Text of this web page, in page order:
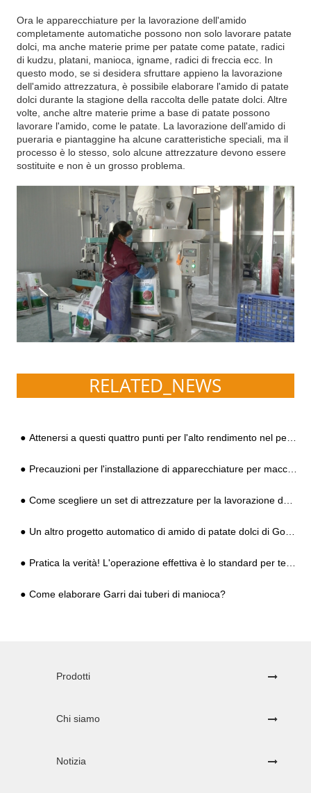
Ora le apparecchiature per la lavorazione dell'amido
completamente automatiche possono non solo lavorare patate
dolci, ma anche materie prime per patate come patate, radici
di kudzu, platani, manioca, igname, radici di freccia ecc. In
questo modo, se si desidera sfruttare appieno la lavorazione
dell'amido attrezzatura, è possibile elaborare l'amido di patate
dolci durante la stagione della raccolta delle patate dolci. Altre
volte, anche altre materie prime a base di patate possono
lavorare l'amido, come le patate. La lavorazione dell'amido di
pueraria e piantaggine ha alcune caratteristiche speciali, ma il
processo è lo stesso, solo alcune attrezzature devono essere
sostituite e non è un grosso problema.
RELATED_NEWS
Attenersi a questi quattro punti per l'alto rendimento nel periodo di picco di crescita delle patate dolci
Precauzioni per l'installazione di apparecchiature per macchine asciuga patate?
Come scegliere un set di attrezzature per la lavorazione dell'amido mature e pratiche?
Un altro progetto automatico di amido di patate dolci di Goodway è atterrato nella sua città natale di Henan
Pratica la verità! L'operazione effettiva è lo standard per testare la qualità delle apparecchiature per la lavorazione dell'amido!
Come elaborare Garri dai tuberi di manioca?
Prodotti
Chi siamo
Notizia